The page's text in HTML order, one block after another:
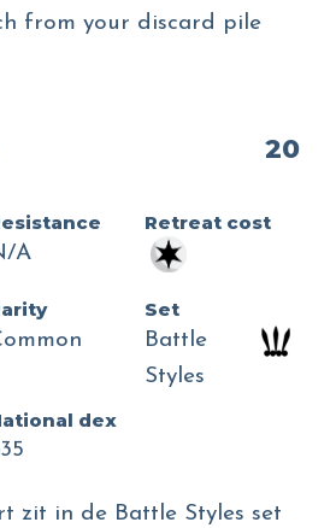
from your discard pile
20
A
Retreat cost
Set
Battle
Styles
dex
zit in de Battle Styles set